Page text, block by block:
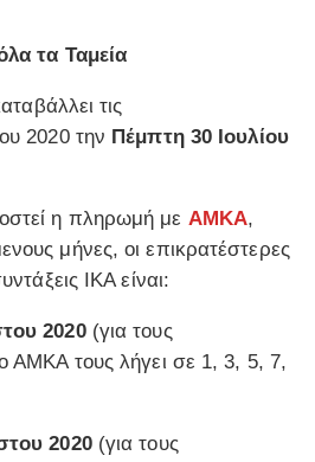
τα Ταμεία
τις
2020 την Πέμπτη 30 Ιουλίου
η πληρωμή με ΑΜΚΑ,
μήνες, οι επικρατέστερες
ΙΚΑ είναι:
2020(για τους
ΑΜΚΑ τους λήγει σε 1, 3, 5, 7,
2020(για τους